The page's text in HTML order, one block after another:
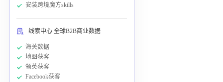
安装跨境魔方skills
线索中心 全球B2B商业数据
海关数据
地图获客
领英获客
Facebook获客